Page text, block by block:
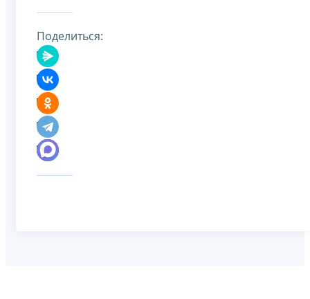
Поделиться: